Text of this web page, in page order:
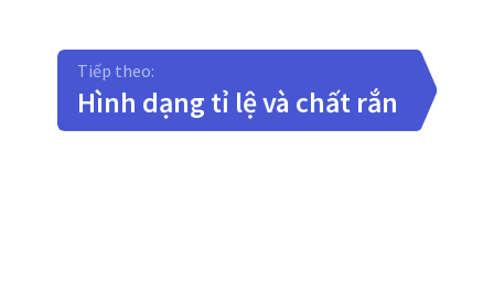
Tiếp theo:
Hình dạng tỉ lệ và chất rắn